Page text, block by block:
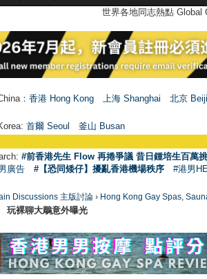
世界各地同志熱點
： 香港 Hong Kong 上海 Shanghai
北京
首爾 Seoul 釜山 Busan
#前香港先生 Flow 再捲爭議 昔日鍾培生百萬
廣告
#【恐同矮仔】擾亂香港機場秩序 #港男
Discussions 主版討論 › Hong Kong Gay Spas,
裸聊大鵰意外曝光